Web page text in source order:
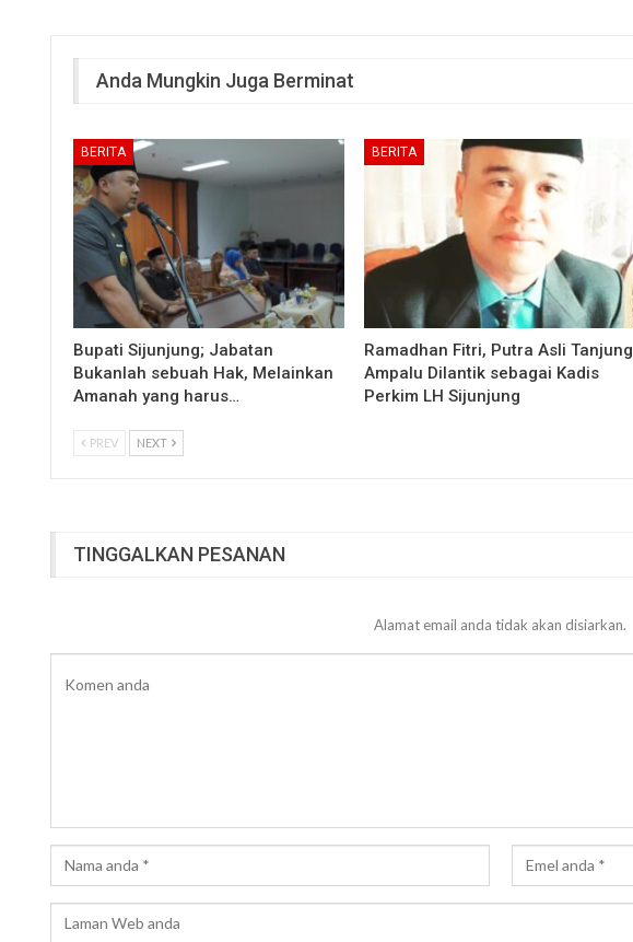
Anda Mungkin Juga Berminat
BERITA
Bupati Sijunjung; Jabatan
Bukanlah sebuah Hak, Melainkan
Amanah yang harus…
BERITA
Ramadhan Fitri, Putra Asli Tanjung
Ampalu Dilantik sebagai Kadis
Perkim LH Sijunjung
PREV NEXT
TINGGALKAN PESANAN
Alamat email anda tidak akan disiarkan.